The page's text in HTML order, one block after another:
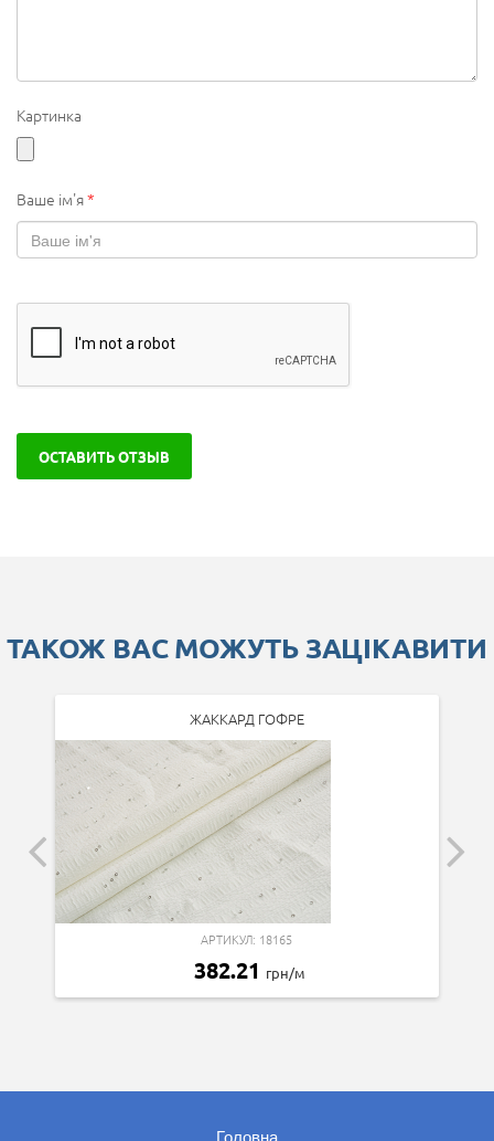
Картинка
Ваше ім'я*
ОСТАВИТЬ ОТЗЫВ
ТАКОЖ ВАС МОЖУТЬ ЗАЦІКАВИТИ
ЖАККАРД ГОФРЕ
АРТИКУЛ: 18165
382.21 грн/м